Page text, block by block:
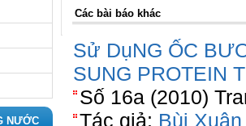
NƯỚC
Các bài báo khác
Sử DụNG ỐC
SUNG PROTEIN
Số 16a (2010)
Tác giả: Bùi